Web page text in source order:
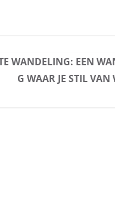
WANDELING: EEN
G WAAR JE STIL VAN